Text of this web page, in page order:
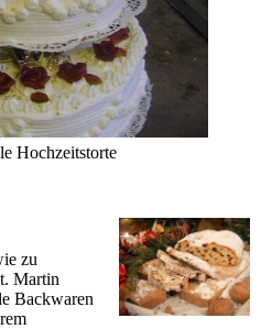
Hochzeitstorte
zu
Martin
Backwaren